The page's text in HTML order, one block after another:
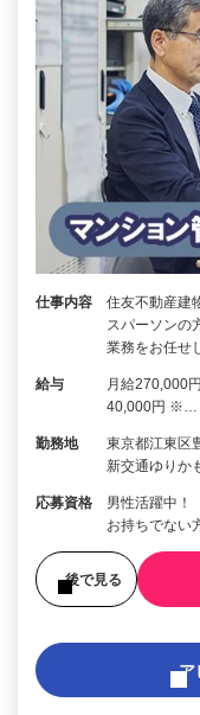
仕事内容
住友不動産建
スパーソンの
業務をお任せ
給与
月給270,000
40,000円 ※…
勤務地
東京都江東区
新交通ゆりか
応募資格
男性活躍中！
お持ちでない
後で見る
ア